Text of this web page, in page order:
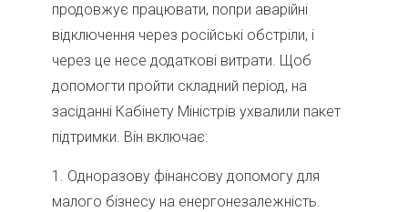
продовжує працювати, попри аварійні
відключення через російські обстріли, і
через це несе додаткові витрати. Щоб
допомогти пройти складний період, на
засіданні Кабінету Міністрів ухвалили пакет
підтримки. Він включає:
1.⁠ ⁠Одноразову фінансову допомогу для
малого бізнесу на енергонезалежність.